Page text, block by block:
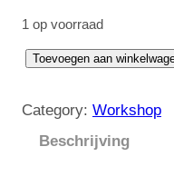
1 op voorraad
e
Toevoegen aan
Category: Workshop
Beschrijving